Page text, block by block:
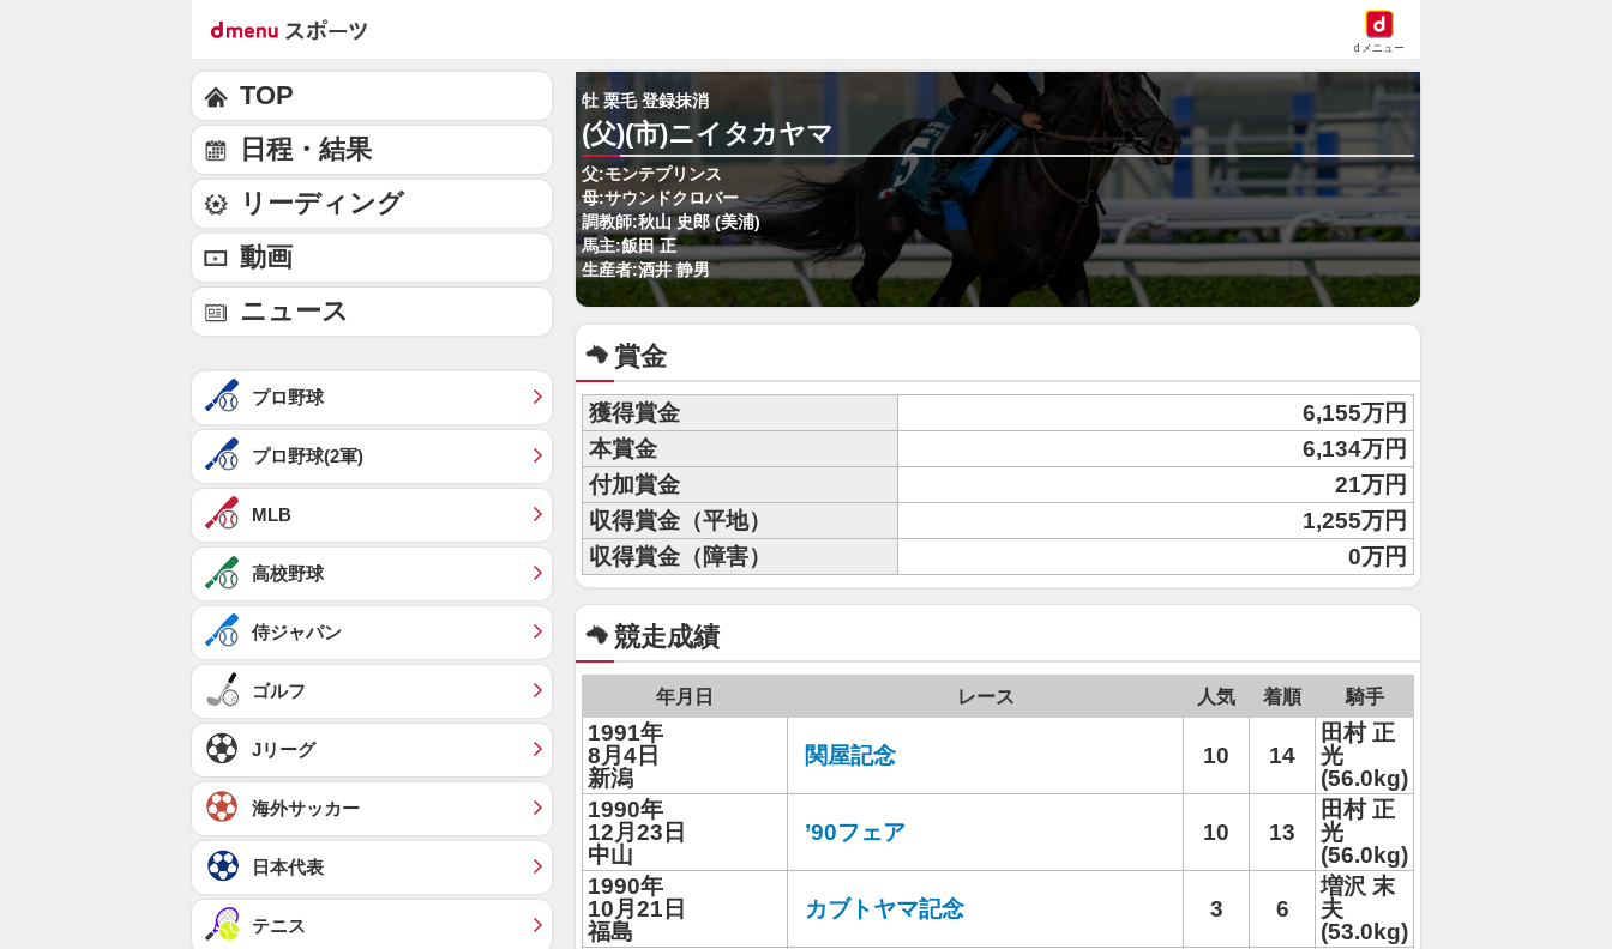
dメニュー
牡 栗毛 登録抹消
(父)(市)ニイタカヤマ
父:モンテプリンス
母:サウンドクロバー
調教師:秋山 史郎 (美浦)
馬主:飯田 正
生産者:酒井 静男
賞金
獲得賞金
6,155万円
本賞金
6,134万円
付加賞金
21万円
収得賞金（平地）
1,255万円
収得賞金（障害）
0万円
競走成績
年月日 レース 人気 着順 騎手
1991年
8月4日
新潟
関屋記念 10 14
田村 正
光
(56.0kg)
1990年
12月23日
中山
’90フェア 10 13
田村 正
光
(56.0kg)
1990年
10月21日
福島
カブトヤマ記念 3 6
増沢 末
夫
(53.0kg)
TOP
日程・結果
リーディング
動画
ニュース
プロ野球
プロ野球(2軍)
MLB
高校野球
侍ジャパン
ゴルフ
Jリーグ
海外サッカー
日本代表
テニス